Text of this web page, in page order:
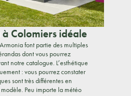
Colomiers idéale
font partie des multiples
dont vous pourrez
notre catalogue. L’esthétique
: vous pourrez constater
sont très différentes en
Peu importe la météo